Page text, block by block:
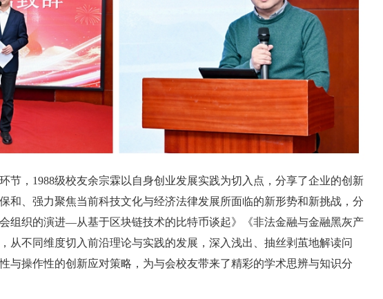
节，1988级校友余宗霖以自身创业发展实践为切入点，分享了企业的创新
和、强力聚焦当前科技文化与经济法律发展所面临的新形势和新挑战，分
组织的演进—从基于区块链技术的比特币谈起》《非法金融与金融黑灰产
从不同维度切入前沿理论与实践的发展，深入浅出、抽丝剥茧地解读问
与操作性的创新应对策略，为与会校友带来了精彩的学术思辨与知识分